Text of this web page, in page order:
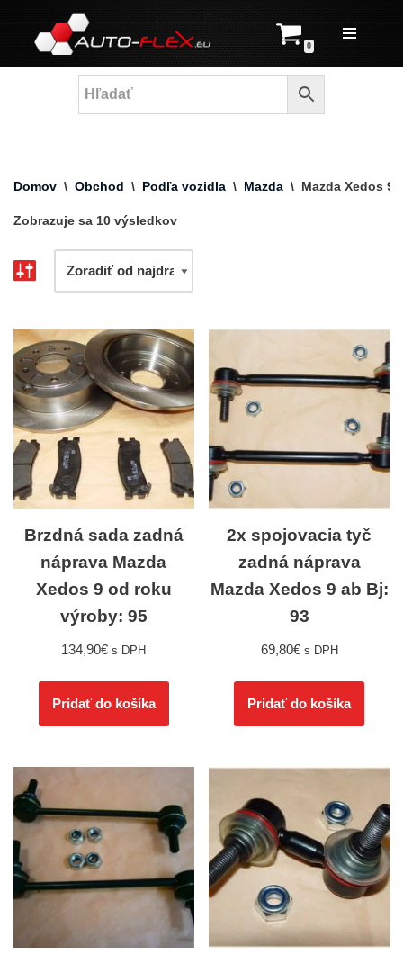
Prejsť
na
0
Domov \ Obchod \ Podľa vozidla \ Mazda \ Mazda Xedos 9
Zobrazuje sa 10 výsledkov
Brzdná sada zadná
náprava Mazda
Xedos 9 od roku
výroby: 95
134,90€ s DPH
Pridať do košíka
2x spojovacia tyč
zadná náprava
Mazda Xedos 9 ab Bj:
93
69,80€ s DPH
Pridať do košíka